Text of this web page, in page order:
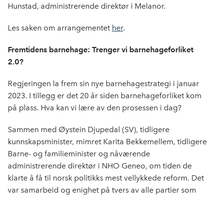
Hunstad, administrerende direktør i Melanor.
Les saken om arrangementet her.
Fremtidens barnehage: Trenger vi barnehageforliket
2.0?
Regjeringen la frem sin nye barnehagestrategi i januar
2023. I tillegg er det 20 år siden barnehageforliket kom
på plass. Hva kan vi lære av den prosessen i dag?
Sammen med Øystein Djupedal (SV), tidligere
kunnskapsminister, mimret Karita Bekkemellem, tidligere
Barne- og familieminister og nåværende
administrerende direktør i NHO Geneo, om tiden de
klarte å få til norsk politikks mest vellykkede reform. Det
var samarbeid og enighet på tvers av alle partier som